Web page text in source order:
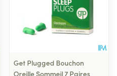
Get Plugged Bouchon
Oreille Sommeil 7 Paires